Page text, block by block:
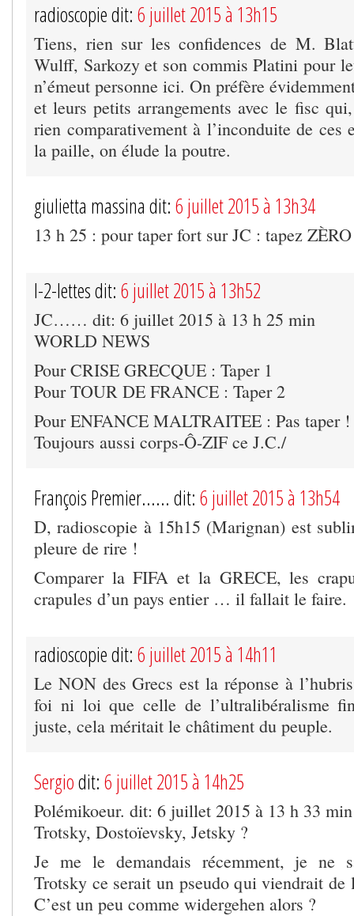
radioscopie dit: 6 juillet 2015 à 13h15
Tiens, rien sur les confidences de M.
Wulff, Sarkozy et son commis Platini pour
n’émeut personne ici. On préfère
et leurs petits arrangements avec le fisc
rien comparativement à l’inconduite de ces
la paille, on élude la poutre.
giulietta massina dit: 6 juillet 2015 à 13h34
13 h 25 : pour taper fort sur JC : tapez ZÈRO
I-2-lettes dit: 6 juillet 2015 à 13h52
JC…… dit: 6 juillet 2015 à 13 h 25 min
WORLD NEWS
Pour CRISE GRECQUE : Taper 1
Pour TOUR DE FRANCE : Taper 2
Pour ENFANCE MALTRAITEE : Pas taper !
Toujours aussi corps-Ô-ZIF ce J.C./
François Premier...... dit: 6 juillet 2015 à 13h54
D, radioscopie à 15h15 (Marignan) est
pleure de rire !
Comparer la FIFA et la GRECE, les
crapules d’un pays entier … il fallait le faire.
radioscopie dit: 6 juillet 2015 à 14h11
Le NON des Grecs est la réponse à
foi ni loi que celle de l’ultralibéralisme
juste, cela méritait le châtiment du peuple.
Sergiodit: 6 juillet 2015 à 14h25
Polémikoeur. dit: 6 juillet 2015 à 13 h 33 min
Trotsky, Dostoïevsky, Jetsky ?
Je me le demandais récemment, je ne
Trotsky ce serait un pseudo qui viendrait de
C’est un peu comme widergehen alors ?